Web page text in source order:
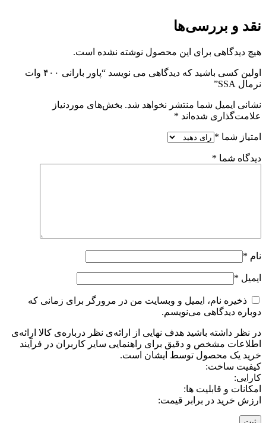
نقد و بررسی‌ها
هیچ دیدگاهی برای این محصول نوشته نشده است.
اولین کسی باشید که دیدگاهی می نویسد “پاور بارانی ۴۰۰ وات
نرمال SSA”
نشانی ایمیل شما منتشر نخواهد شد. بخش‌های موردنیاز
علامت‌گذاری شده‌اند *
امتیاز شما *
دیدگاه شما *
نام *
ایمیل *
ذخیره نام، ایمیل و وبسایت من در مرورگر برای زمانی که
دوباره دیدگاهی می‌نویسم.
در نظر داشته باشید هدف نهایی از ارائه‌ی نظر درباره‌ی کالا ارائه‌ی
اطلاعات مشخص و دقیق برای راهنمایی سایر کاربران در فرآیند
خرید یک محصول توسط ایشان است.
کیفیت ساخت:
کارایی:
امکانات و قابلیت ها:
ارزش خرید در برابر قیمت: